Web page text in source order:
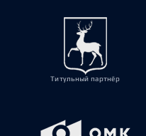
Титульный партнёр